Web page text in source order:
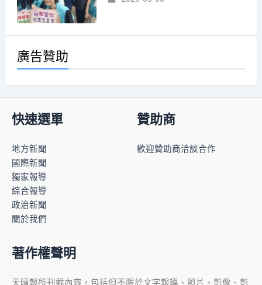
廣告贊助
快速選單
地方新聞
國際新聞
獨家報導
綜合報導
政治新聞
關於我們
贊助商
歡迎贊助商洽談合作
著作權聲明
天晴報所刊載內容，包括但不限於文字報導、照片、影像、影